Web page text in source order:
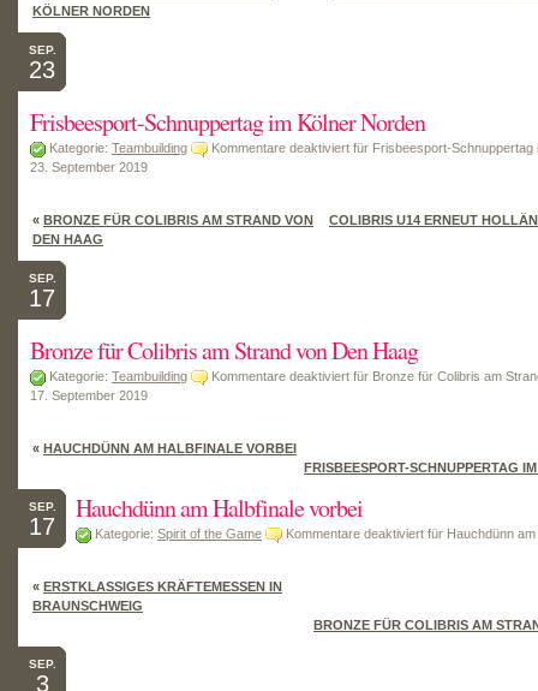
KÖLNER NORDEN
SEP.
23
Frisbeesport-Schnuppertag im Kölner Norden
Kategorie: Teambuilding Kommentare deaktiviert für Frisbeesport-Schnuppertag
23. September 2019
« BRONZE FÜR COLIBRIS AM STRAND VON
DEN HAAG
COLIBRIS U14 ERNEUT
SEP.
17
Bronze für Colibris am Strand von Den Haag
Kategorie: Teambuilding Kommentare deaktiviert für Bronze für Colibris am
17. September 2019
« HAUCHDÜNN AM HALBFINALE VORBEI
FRISBEESPORT-SCHNUPPERTAG
SEP.
17
Hauchdünn am Halbfinale vorbei
Kategorie: Spirit of the Game Kommentare deaktiviert für Hauchdünn
« ERSTKLASSIGES KRÄFTEMESSEN IN
BRAUNSCHWEIG
BRONZE FÜR COLIBRIS AM
SEP.
3